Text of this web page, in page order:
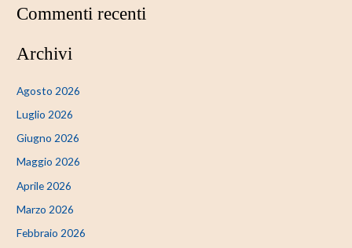
Commenti recenti
Archivi
Agosto 2026
Luglio 2026
Giugno 2026
Maggio 2026
Aprile 2026
Marzo 2026
Febbraio 2026